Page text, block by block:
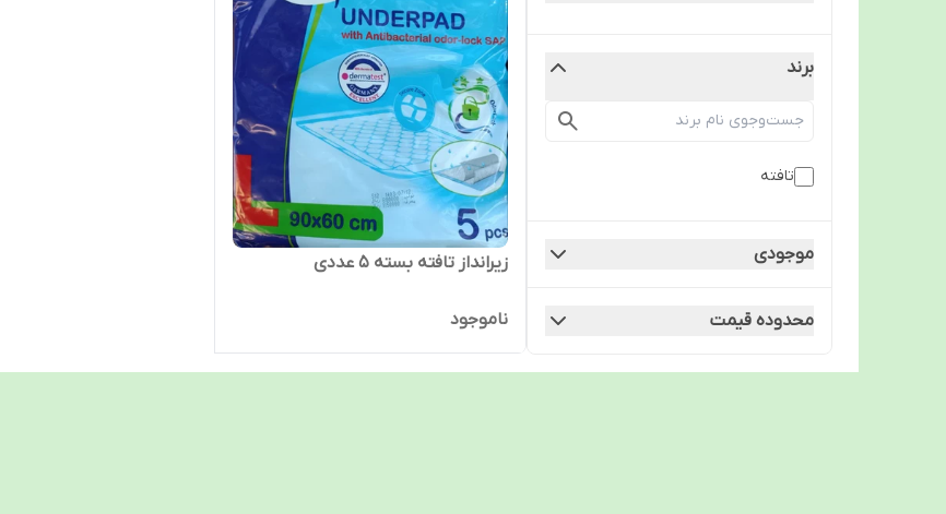
برند
تافته
موجودی
محدوده قیمت
زیرانداز تافته بسته 5 عددی
ناموجود